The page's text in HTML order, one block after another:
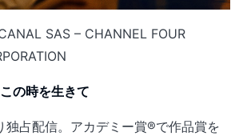
SAS – CHANNEL FOUR
の時を生きて
独占配信。アカデミー賞®で作品賞を